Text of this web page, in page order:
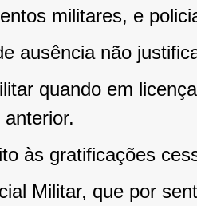
militares, e
ausência não
quando em
às gratificações
Militar, que por